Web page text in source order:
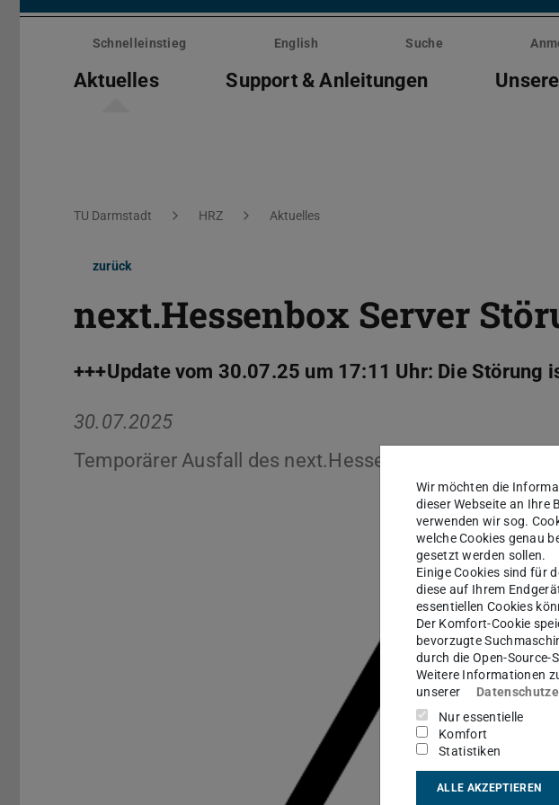
Menü
überspringenSchnelleinstieg English Suche
Aktuelles Support & Anleitungen
Sie befinden sich hier:
TU Darmstadt HRZ Aktuelles
zurück
next.Hessenbox Server
+++Update vom 30.07.25 um 17:11 Uhr: Die Störung
30.07.2025
Temporärer Ausfall des next.Hessenbox Servers.
Wir möchten die
dieser Webseite an Ihre
verwenden wir sog.
welche Cookies genau
gesetzt werden sollen.
Einige Cookies sind für
diese auf Ihrem
essentiellen Cookies
Der Komfort-Cookie
bevorzugte
durch die Open-Source-
Weitere Informationen
unserer
Nur essentielle
Komfort
Statistiken
ALLE AKZEPTIEREN